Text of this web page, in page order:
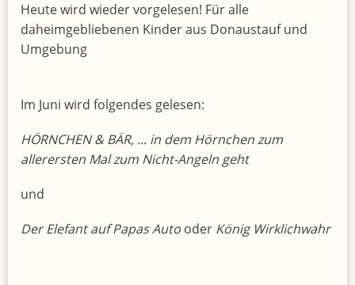
Heute wird wieder vorgelesen! Für alle
daheimgebliebenen Kinder aus Donaustauf und
Umgebung
Im Juni wird folgendes gelesen:
HÖRNCHEN & BÄR, ... in dem Hörnchen zum
allerersten Mal zum Nicht-Angeln geht
und
Der Elefant auf Papas Auto oder König Wirklichwahr